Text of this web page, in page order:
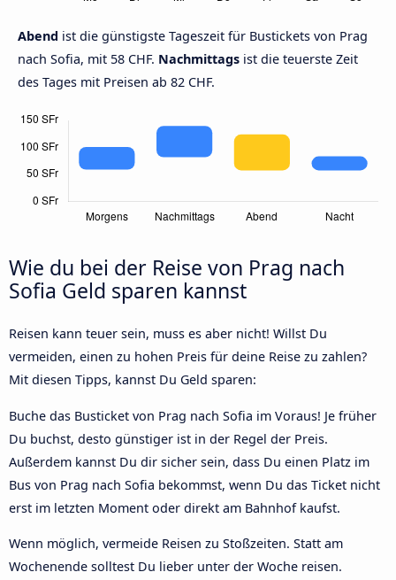
Abend ist die günstigste Tageszeit für Bustickets von Prag
nach Sofia, mit 58 CHF. Nachmittags ist die teuerste Zeit
des Tages mit Preisen ab 82 CHF.
Wie du bei der Reise von Prag nach
Sofia Geld sparen kannst
Reisen kann teuer sein, muss es aber nicht! Willst Du
vermeiden, einen zu hohen Preis für deine Reise zu zahlen?
Mit diesen Tipps, kannst Du Geld sparen:
Buche das Busticket von Prag nach Sofia im Voraus! Je früher
Du buchst, desto günstiger ist in der Regel der Preis.
Außerdem kannst Du dir sicher sein, dass Du einen Platz im
Bus von Prag nach Sofia bekommst, wenn Du das Ticket nicht
erst im letzten Moment oder direkt am Bahnhof kaufst.
Wenn möglich, vermeide Reisen zu Stoßzeiten. Statt am
Wochenende solltest Du lieber unter der Woche reisen.